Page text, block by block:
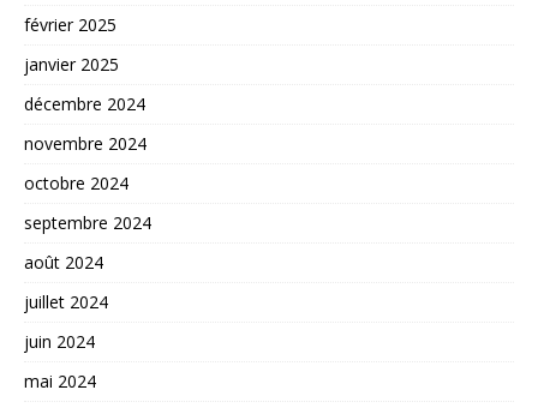
février 2025
janvier 2025
décembre 2024
novembre 2024
octobre 2024
septembre 2024
août 2024
juillet 2024
juin 2024
mai 2024